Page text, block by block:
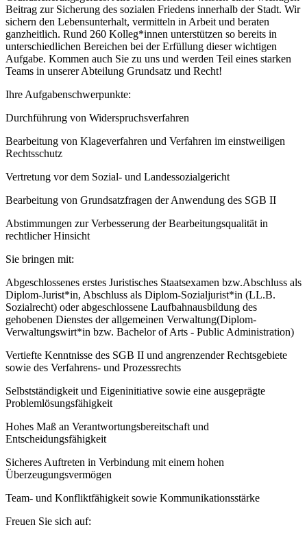
Beitrag zur Sicherung des sozialen Friedens innerhalb der Stadt. Wir
sichern den Lebensunterhalt, vermitteln in Arbeit und beraten
ganzheitlich. Rund 260 Kolleg*innen unterstützen so bereits in
unterschiedlichen Bereichen bei der Erfüllung dieser wichtigen
Aufgabe. Kommen auch Sie zu uns und werden Teil eines starken
Teams in unserer Abteilung Grundsatz und Recht!
Ihre Aufgabenschwerpunkte:
Durchführung von Widerspruchsverfahren
Bearbeitung von Klageverfahren und Verfahren im einstweiligen
Rechtsschutz
Vertretung vor dem Sozial- und Landessozialgericht
Bearbeitung von Grundsatzfragen der Anwendung des SGB II
Abstimmungen zur Verbesserung der Bearbeitungsqualität in
rechtlicher Hinsicht
Sie bringen mit:
Abgeschlossenes erstes Juristisches Staatsexamen bzw.Abschluss als
Diplom-Jurist*in, Abschluss als Diplom-Sozialjurist*in (LL.B.
Sozialrecht) oder abgeschlossene Laufbahnausbildung des
gehobenen Dienstes der allgemeinen Verwaltung(Diplom-
Verwaltungswirt*in bzw. Bachelor of Arts - Public Administration)
Vertiefte Kenntnisse des SGB II und angrenzender Rechtsgebiete
sowie des Verfahrens- und Prozessrechts
Selbstständigkeit und Eigeninitiative sowie eine ausgeprägte
Problemlösungsfähigkeit
Hohes Maß an Verantwortungsbereitschaft und
Entscheidungsfähigkeit
Sicheres Auftreten in Verbindung mit einem hohen
Überzeugungsvermögen
Team- und Konfliktfähigkeit sowie Kommunikationsstärke
Freuen Sie sich auf: